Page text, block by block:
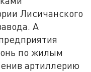
Лисичанского
А
по жилым
артиллерию